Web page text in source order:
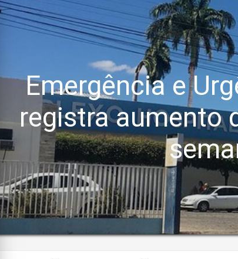
Emergência e
registra aumento